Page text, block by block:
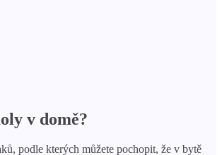
v domě?
podle kterých můžete pochopit, že v bytě